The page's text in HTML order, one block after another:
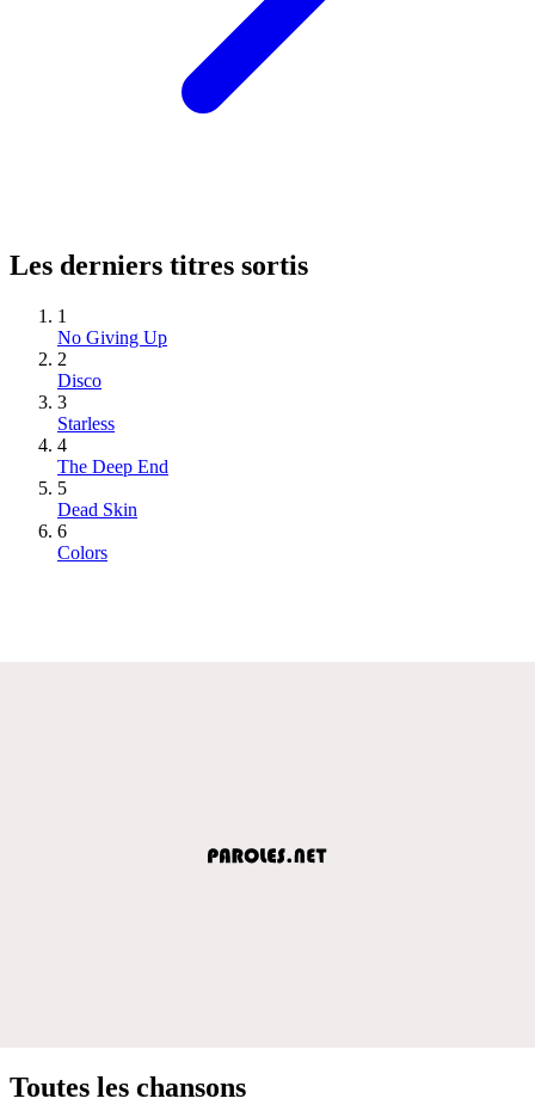
Les derniers titres sortis
1
No Giving Up
2
Disco
3
Starless
4
The Deep End
5
Dead Skin
6
Colors
Toutes les chansons